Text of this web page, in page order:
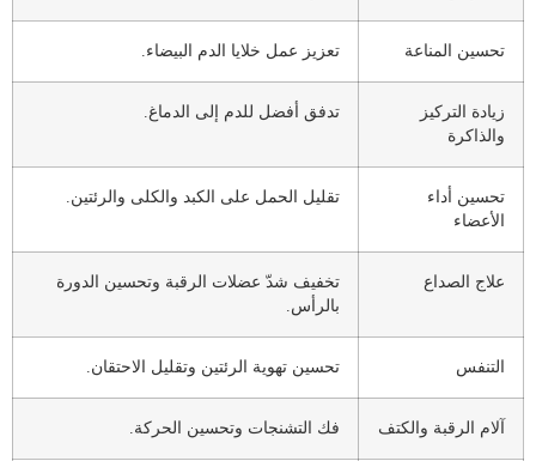
تحسين المناعة تعزيز عمل خلايا الدم البيضاء.
زيادة التركيز
والذاكرة
تدفق أفضل للدم إلى الدماغ.
تحسين أداء
الأعضاء
تقليل الحمل على الكبد والكلى والرئتين.
علاج الصداع
تخفيف شدّ عضلات الرقبة وتحسين الدورة
بالرأس.
التنفس تحسين تهوية الرئتين وتقليل الاحتقان.
آلام الرقبة والكتف فك التشنجات وتحسين الحركة.